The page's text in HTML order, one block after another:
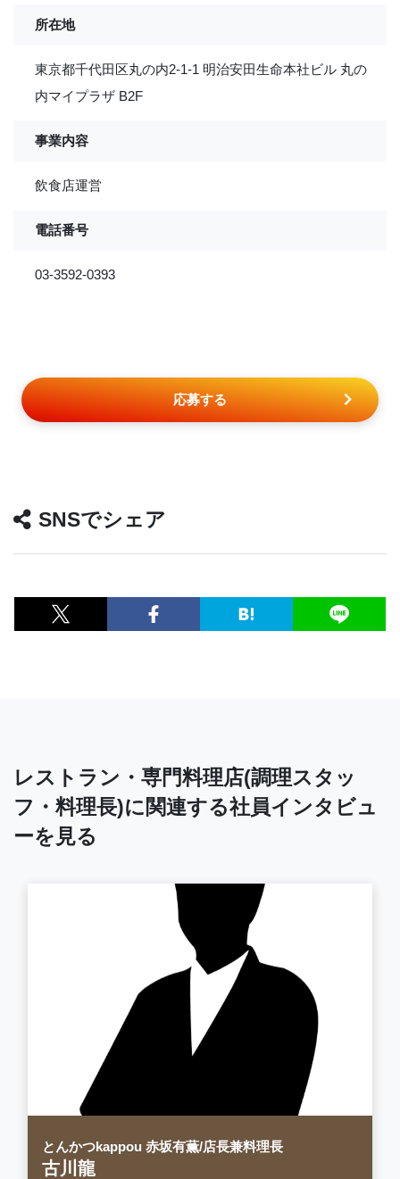
所在地
東京都千代田区丸の内2-1-1 明治安田生命本社ビル 丸の
内マイプラザ B2F
事業内容
飲食店運営
電話番号
03-3592-0393
応募する
SNSでシェア
レストラン・専門料理店(調理スタッ
フ・料理長)に関連する社員インタビュ
ーを見る
とんかつkappou 赤坂有薫/店長兼料理長
古川龍